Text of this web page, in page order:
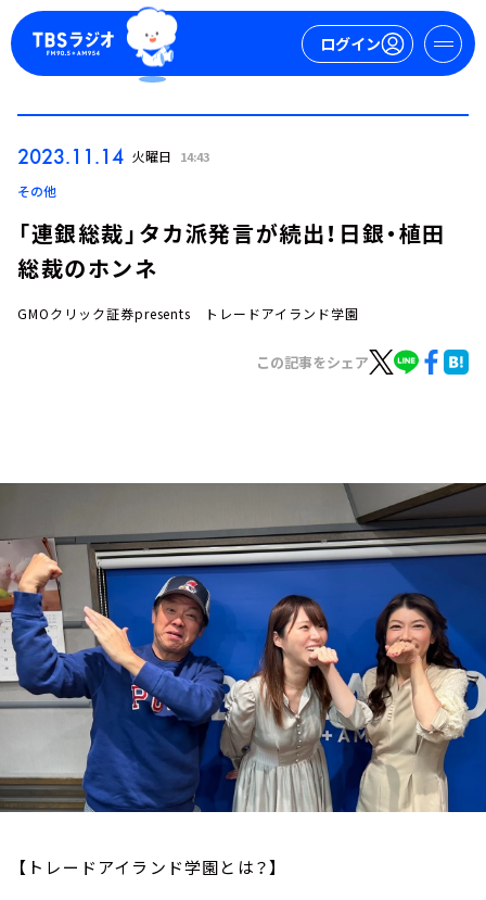
ログイン
イベント・グッズ
YouTube
会社情報
2023.11.14 火曜日 14:43
その他
「連銀総裁」タカ派発言が続出！日銀・植田
総裁のホンネ
GMOクリック証券presents トレードアイランド学園
この記事をシェア
【トレードアイランド学園とは？】